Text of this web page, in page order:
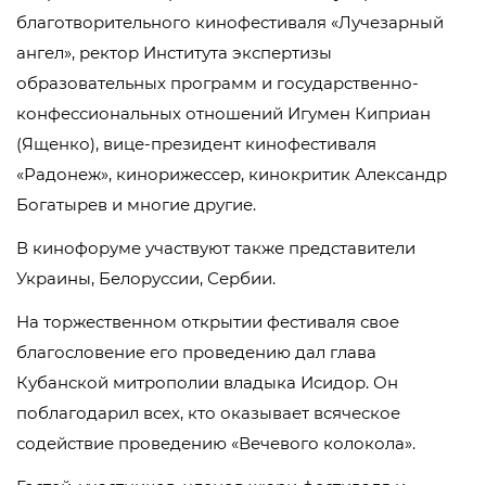
благотворительного кинофестиваля «Лучезарный
ангел», ректор Института экспертизы
образовательных программ и государственно-
конфессиональных отношений Игумен Киприан
(Ященко), вице-президент кинофестиваля
«Радонеж», кинорижессер, кинокритик Александр
Богатырев и многие другие.
В кинофоруме участвуют также представители
Украины, Белоруссии, Сербии.
На торжественном открытии фестиваля свое
благословение его проведению дал глава
Кубанской митрополии владыка Исидор. Он
поблагодарил всех, кто оказывает всяческое
содействие проведению «Вечевого колокола».